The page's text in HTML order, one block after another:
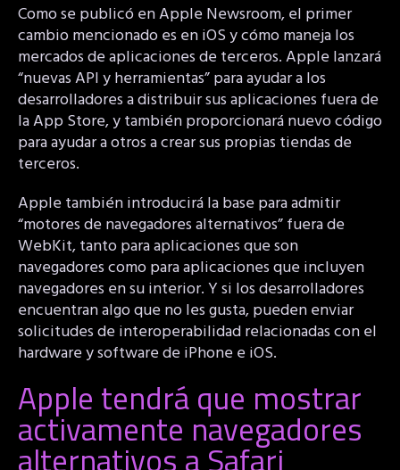
Como se publicó en Apple Newsroom, el primer
cambio mencionado es en iOS y cómo maneja los
mercados de aplicaciones de terceros. Apple lanzará
“nuevas API y herramientas” para ayudar a los
desarrolladores a distribuir sus aplicaciones fuera de
la App Store, y también proporcionará nuevo código
para ayudar a otros a crear sus propias tiendas de
terceros.
Apple también introducirá la base para admitir
“motores de navegadores alternativos” fuera de
WebKit, tanto para aplicaciones que son
navegadores como para aplicaciones que incluyen
navegadores en su interior. Y si los desarrolladores
encuentran algo que no les gusta, pueden enviar
solicitudes de interoperabilidad relacionadas con el
hardware y software de iPhone e iOS.
Apple tendrá que mostrar
activamente navegadores
alternativos a Safari